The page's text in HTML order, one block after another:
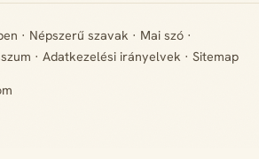
· Népszerű szavak · Mai szó ·
· Adatkezelési irányelvek · Sitemap